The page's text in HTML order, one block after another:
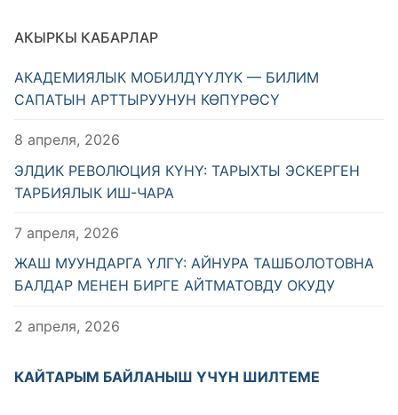
АКЫРКЫ КАБАРЛАР
АКАДЕМИЯЛЫК МОБИЛДҮҮЛҮК — БИЛИМ
САПАТЫН АРТТЫРУУНУН КӨПҮРӨСҮ
8 апреля, 2026
ЭЛДИК РЕВОЛЮЦИЯ КҮНҮ: ТАРЫХТЫ ЭСКЕРГЕН
ТАРБИЯЛЫК ИШ-ЧАРА
7 апреля, 2026
ЖАШ МУУНДАРГА ҮЛГҮ: АЙНУРА ТАШБОЛОТОВНА
БАЛДАР МЕНЕН БИРГЕ АЙТМАТОВДУ ОКУДУ
2 апреля, 2026
КАЙТАРЫМ БАЙЛАНЫШ ҮЧҮН ШИЛТЕМЕ